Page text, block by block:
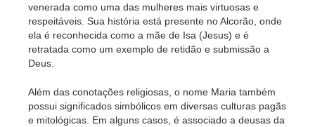
venerada como uma das mulheres mais virtuosas e
respeitáveis. Sua história está presente no Alcorão, onde
ela é reconhecida como a mãe de Isa (Jesus) e é
retratada como um exemplo de retidão e submissão a
Deus.
Além das conotações religiosas, o nome Maria também
possui significados simbólicos em diversas culturas pagãs
e mitológicas. Em alguns casos, é associado a deusas da